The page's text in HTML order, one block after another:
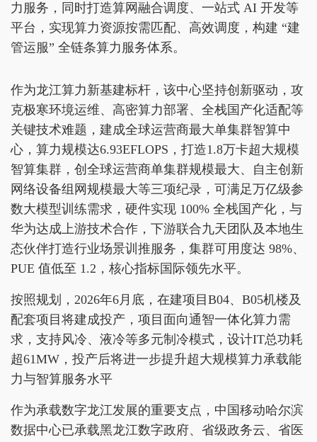
力服务，同时打造算网融合调度、一站式 AI 开发等
平台，实现算力资源按需匹配、高效调度，构建 “建
管运服” 全链条算力服务体系。
作为龙江算力新基建标杆，该中心坚持创新驱动，攻
克极寒环境运维、高密算力部署、全栈国产化适配等
关键技术难题，建成全球运营商最大单集群智算中
心，算力规模达6.93EFLOPS，打造1.8万卡超大规模
智算集群，创全球运营商单集群规模最大、自主创新
网络设备组网规模最大等三项纪录，可满足万亿级参
数大模型训练需求，硬件实现 100% 全栈国产化，与
华为达成上游技术合作，下游联合九天团队及本地生
态伙伴打造行业场景训推服务，集群可用度达 98%、
PUE 值低至 1.2，核心指标国际领先水平。
按照规划，2026年6月底，在建项目B04、B05机楼及
配套项目将建成投产，项目面向通智一体化算力需
求，支持风冷、液冷等多元制冷模式，设计IT总功耗
超61MW，投产后将进一步提升超大规模算力承载能
力与智算服务水平
作为承载数字龙江发展的重要支点，中国移动哈尔滨
数据中心已承载黑龙江数字政府、省级政务云、省医